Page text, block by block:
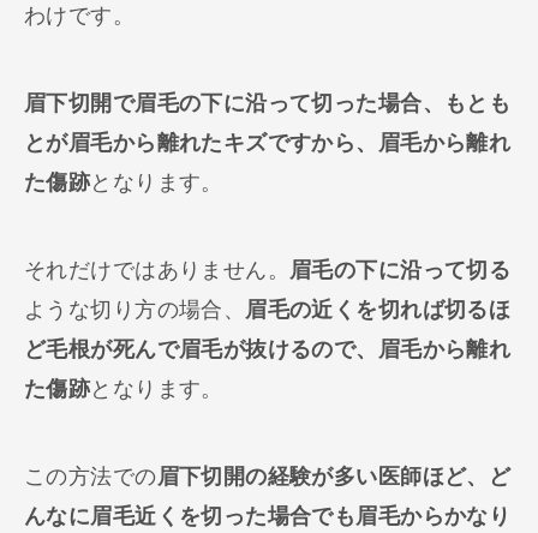
わけです。
眉下切開で眉毛の下に沿って切った場合、もとも
とが眉毛から離れたキズですから、眉毛から離れ
た傷跡となります。
それだけではありません。 眉毛の下に沿って切る
ような切り方の場合、 眉毛の近くを切れば切るほ
ど毛根が死んで眉毛が抜けるので、眉毛から離れ
た傷跡となります。
この方法での眉下切開の経験が多い医師ほど、ど
んなに眉毛近くを切った場合でも眉毛からかなり